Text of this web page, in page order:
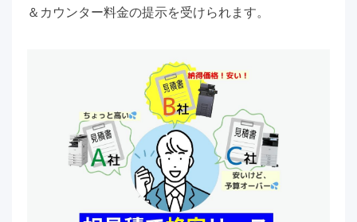
＆カウンター料金の提示を受けられます。